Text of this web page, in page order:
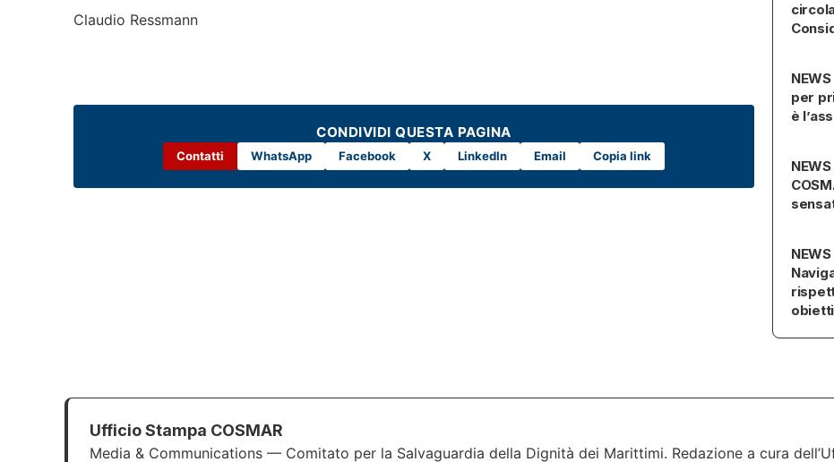
Claudio Ressmann
CONDIVIDI QUESTA PAGINA
Contatti WhatsApp Facebook X LinkedIn Email Copia link
per
è
Ufficio Stampa COSMAR
Media & Communications — Comitato per la Salvaguardia della Dignità dei Marittimi. Redazione a cura